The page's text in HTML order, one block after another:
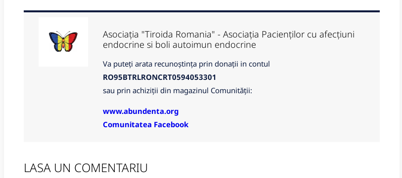
Asociația "Tiroida Romania" - Asociația Pacienților cu afecțiuni
endocrine si boli autoimun endocrine
Va puteți arata recunoștința prin donații in contul
RO95BTRLRONCRT0594053301
sau prin achiziții din magazinul Comunității:
www.abundenta.org
Comunitatea Facebook
LASA UN COMENTARIU